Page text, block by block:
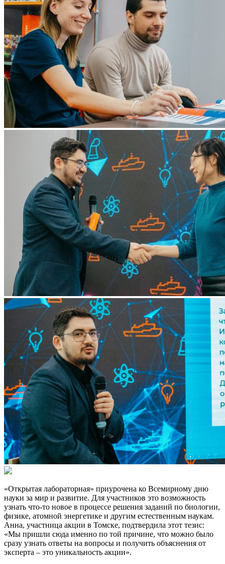
«Открытая лабораторная» приурочена ко Всемирному дню
науки за мир и развитие. Для участников это возможность
узнать что-то новое в процессе решения заданий по биологии,
физике, атомной энергетике и другим естественным наукам.
Анна, участница акции в Томске, подтвердила этот тезис:
«Мы пришли сюда именно по той причине, что можно было
сразу узнать ответы на вопросы и получить объяснения от
эксперта – это уникальность акции».